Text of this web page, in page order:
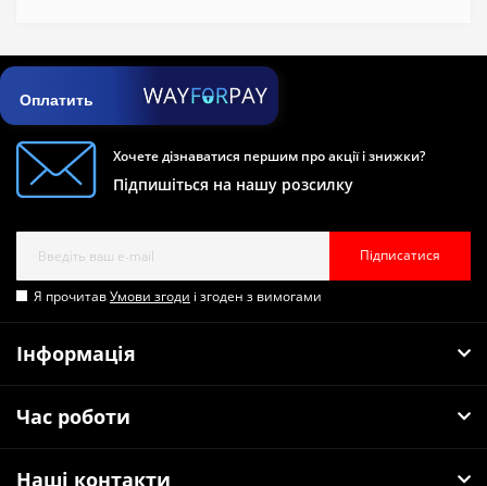
Оплатить
Хочете дізнаватися першим про акції і знижки?
Підпишіться на нашу розсилку
Підписатися
Я прочитавУмови згоди і згоден з вимогами
Інформація
Час роботи
Наші контакти